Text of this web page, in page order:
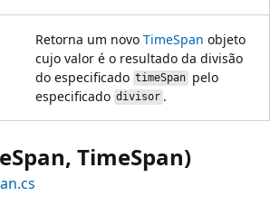
Retorna um novo TimeSpan objeto
cujo valor é o resultado da divisão
do especificado timeSpan pelo
especificado divisor .
TimeSpan)